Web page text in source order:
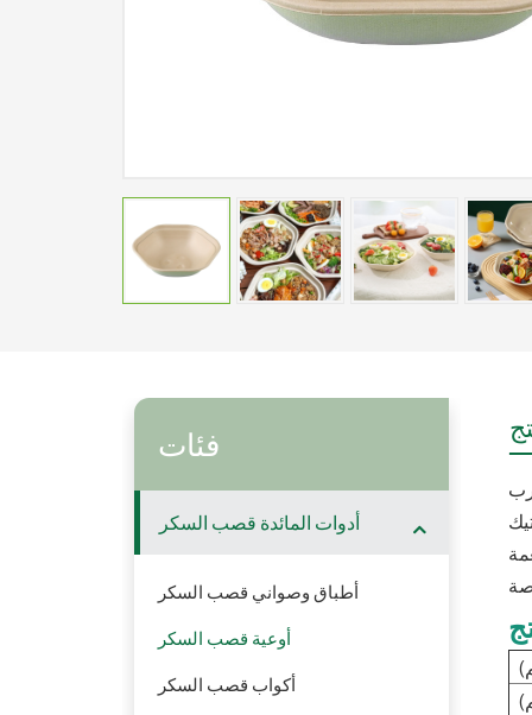
فئات
أدوات المائدة قصب السكر
أطباق وصواني قصب السكر
أوعية قصب السكر
أكواب قصب السكر